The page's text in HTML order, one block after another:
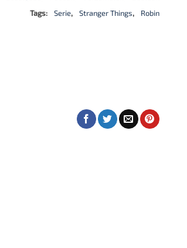
Tags:
Serie, Stranger Things, Robin